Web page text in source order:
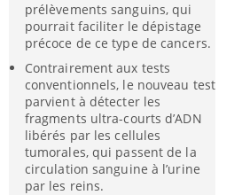
prélèvements sanguins, qui
pourrait faciliter le dépistage
précoce de ce type de cancers.
Contrairement aux tests
conventionnels, le nouveau test
parvient à détecter les
fragments ultra-courts d’ADN
libérés par les cellules
tumorales, qui passent de la
circulation sanguine à l’urine
par les reins.